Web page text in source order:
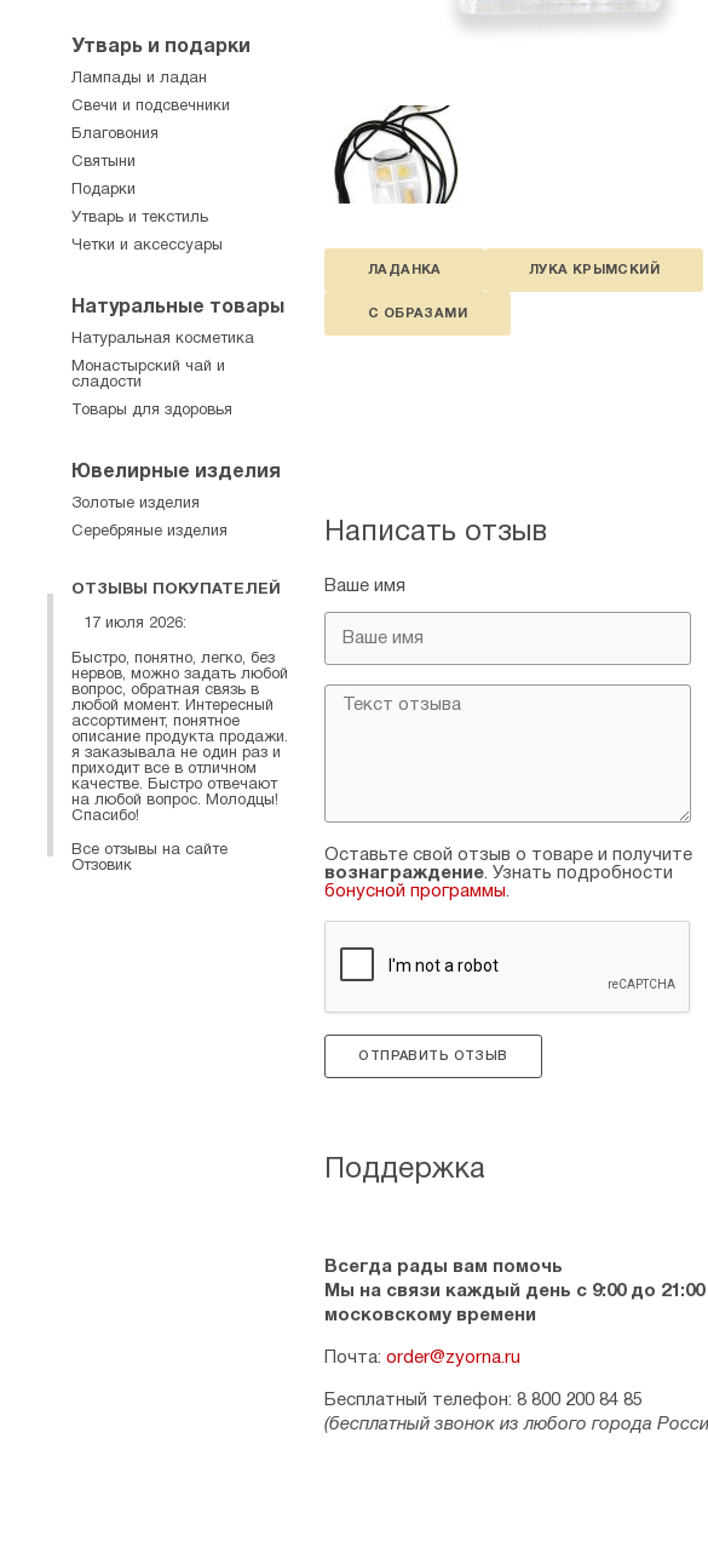
ЛАДАНКА ЛУКА КРЫМСКИЙ
С ОБРАЗАМИ
Написать отзыв
Ваше имя
Оставьте свой отзыв о товаре и получите
вознаграждение. Узнать подробности
бонусной программы.
ОТПРАВИТЬ ОТЗЫВ
Поддержка
Всегда рады вам помочь
Мы на связи каждый день с 9:00 до 21:00
московскому времени
Почта: order@zyorna.ru
Бесплатный телефон: 8 800 200 84 85
(бесплатный звонок из любого города
Утварь и подарки
Лампады и ладан
Свечи и подсвечники
Благовония
Святыни
Подарки
Утварь и текстиль
Четки и аксессуары
Натуральные товары
Натуральная косметика
Монастырский чай и
сладости
Товары для здоровья
Ювелирные изделия
Золотые изделия
Серебряные изделия
ОТЗЫВЫ ПОКУПАТЕЛЕЙ
17 июля 2026:
Быстро, понятно, легко, без
нервов, можно задать любой
вопрос, обратная связь в
любой момент. Интересный
ассортимент, понятное
описание продукта продажи.
я заказывала не один раз и
приходит все в отличном
качестве. Быстро отвечают
на любой вопрос. Молодцы!
Спасибо!
Все отзывы на сайте
Отзовик